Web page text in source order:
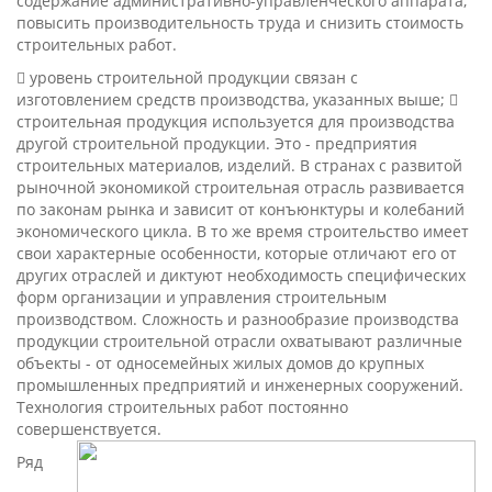
повысить производительность труда и снизить стоимость
строительных работ.
 уровень строительной продукции связан с
изготовлением средств производства, указанных выше; 
строительная продукция используется для производства
другой строительной продукции. Это - предприятия
строительных материалов, изделий. В странах с развитой
рыночной экономикой строительная отрасль развивается
по законам рынка и зависит от конъюнктуры и колебаний
экономического цикла. В то же время строительство имеет
свои характерные особенности, которые отличают его от
других отраслей и диктуют необходимость специфических
форм организации и управления строительным
производством. Сложность и разнообразие производства
продукции строительной отрасли охватывают различные
объекты - от односемейных жилых домов до крупных
промышленных предприятий и инженерных сооружений.
Технология строительных работ постоянно
совершенствуется.
Ряд